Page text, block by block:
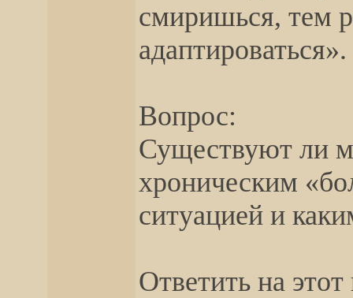
смиришься, тем
адаптироваться».
Вопрос:
Существуют ли
хроническим
ситуацией и
Ответить на